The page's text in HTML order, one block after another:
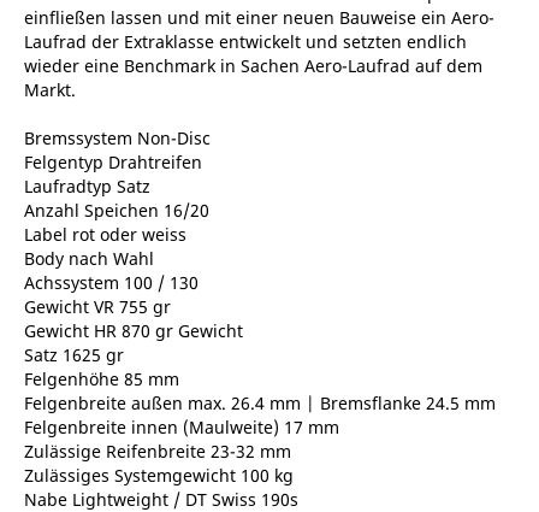
einfließen lassen und mit einer neuen Bauweise ein Aero-
Laufrad der Extraklasse entwickelt und setzten endlich
wieder eine Benchmark in Sachen Aero-Laufrad auf dem
Markt.
Bremssystem Non-Disc
Felgentyp Drahtreifen
Laufradtyp Satz
Anzahl Speichen 16/20
Label rot oder weiss
Body nach Wahl
Achssystem 100 / 130
Gewicht VR 755 gr
Gewicht HR 870 gr Gewicht
Satz 1625 gr
Felgenhöhe 85 mm
Felgenbreite außen max. 26.4 mm | Bremsflanke 24.5 mm
Felgenbreite innen (Maulweite) 17 mm
Zulässige Reifenbreite 23-32 mm
Zulässiges Systemgewicht 100 kg
Nabe Lightweight / DT Swiss 190s